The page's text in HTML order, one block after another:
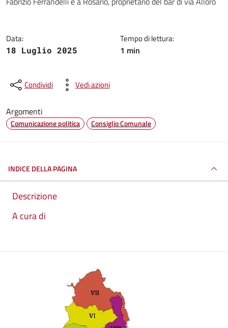
Data:
18 Luglio 2025
Tempo di lettura:
1 min
Condividi Vedi azioni
Argomenti
Comunicazione politica Consiglio Comunale
INDICE DELLA PAGINA
Descrizione
A cura di